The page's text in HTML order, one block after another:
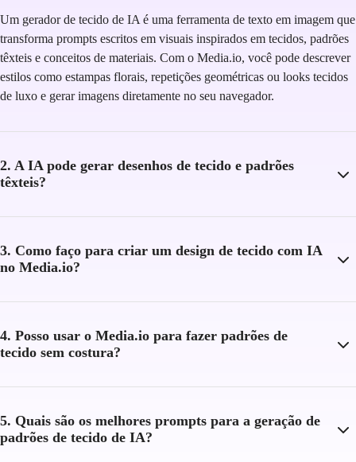
Um gerador de tecido de IA é uma ferramenta de texto em imagem que
transforma prompts escritos em visuais inspirados em tecidos, padrões
têxteis e conceitos de materiais. Com o Media.io, você pode descrever
estilos como estampas florais, repetições geométricas ou looks tecidos
de luxo e gerar imagens diretamente no seu navegador.
2. A IA pode gerar desenhos de tecido e padrões
têxteis?
3. Como faço para criar um design de tecido com IA
no Media.io?
4. Posso usar o Media.io para fazer padrões de
tecido sem costura?
5. Quais são os melhores prompts para a geração de
padrões de tecido de IA?